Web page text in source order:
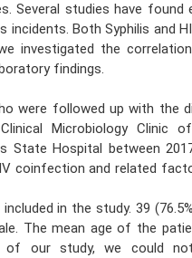
Several studies have found
incidents. Both Syphilis and
investigated the
findings.
were followed up with the
Microbiology Clinic
State Hospital between
coinfection and related
in the study. 39
The mean age of the
of our study, we could